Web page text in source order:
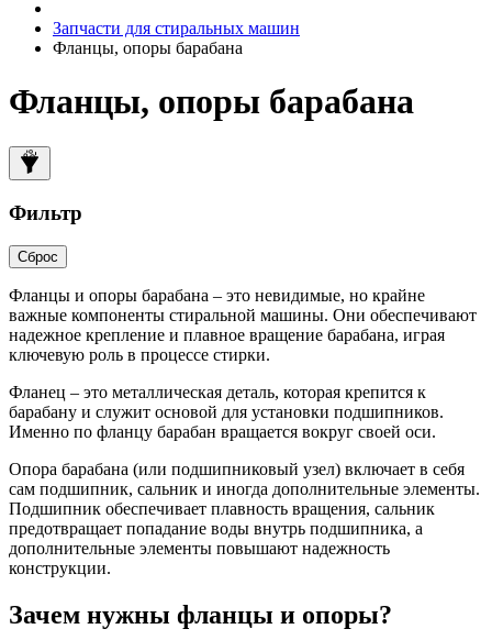
Запчасти для стиральных машин
Фланцы, опоры барабана
Фланцы, опоры барабана
Фильтр
Сброс
Фланцы и опоры барабана – это невидимые, но крайне
важные компоненты стиральной машины. Они обеспечивают
надежное крепление и плавное вращение барабана, играя
ключевую роль в процессе стирки.
Фланец – это металлическая деталь, которая крепится к
барабану и служит основой для установки подшипников.
Именно по фланцу барабан вращается вокруг своей оси.
Опора барабана (или подшипниковый узел) включает в себя
сам подшипник, сальник и иногда дополнительные элементы.
Подшипник обеспечивает плавность вращения, сальник
предотвращает попадание воды внутрь подшипника, а
дополнительные элементы повышают надежность
конструкции.
Зачем нужны фланцы и опоры?